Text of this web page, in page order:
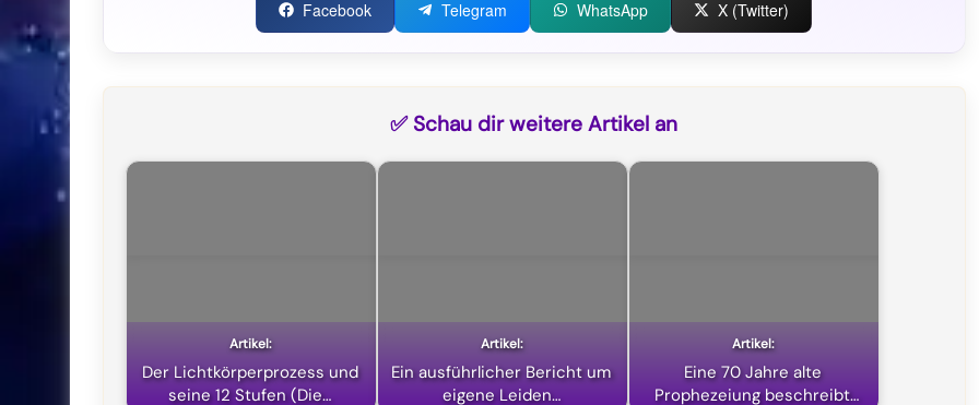
Facebook Telegram WhatsApp X (Twitter)
✅ Schau dir weitere Artikel an
Der Lichtkörperprozess und
seine 12 Stufen (Die…
Ein ausführlicher Bericht um
eigene Leiden…
Eine 70 Jahre alte
Prophezeiung beschreibt